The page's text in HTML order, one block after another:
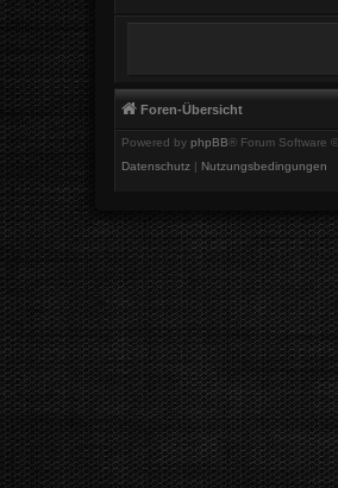
Foren-Übersicht
Powered by phpBB® Forum Software
Datenschutz | Nutzungsbedingungen